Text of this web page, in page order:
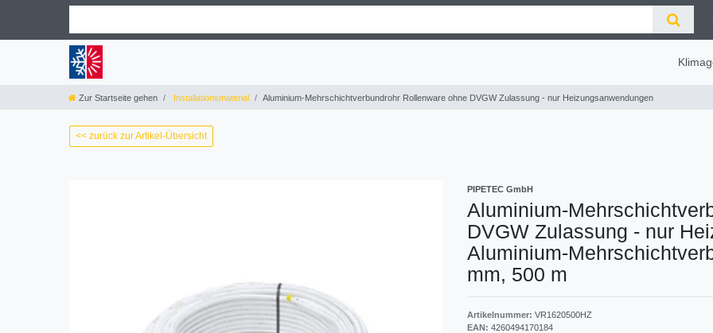
Zur Startseite gehen Installationsmaterial Aluminium-Mehrschichtverbundrohr Rollenware ohne DVGW Zulassung - nur Heizungsanwendungen
<< zurück zur Artikel-Übersicht
PIPETEC GmbH
Aluminium-
DVGW Zulassung - nur
Aluminium-
mm, 500 m
Artikelnummer: VR1620500HZ
EAN: 4260494170184